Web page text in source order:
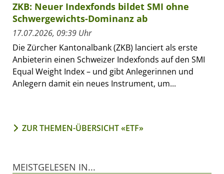
ZKB: Neuer Indexfonds bildet SMI ohne
Schwergewichts-Dominanz ab
17.07.2026, 09:39 Uhr
Die Zürcher Kantonalbank (ZKB) lanciert als erste
Anbieterin einen Schweizer Indexfonds auf den SMI
Equal Weight Index – und gibt Anlegerinnen und
Anlegern damit ein neues Instrument, um...
ZUR THEMEN-ÜBERSICHT «ETF»
MEISTGELESEN IN...